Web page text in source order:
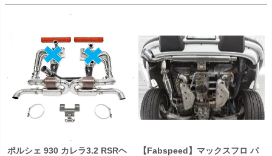
ポルシェ 930 カレラ3.2 RSRヘ
【Fabspeed】マックスフロ パ